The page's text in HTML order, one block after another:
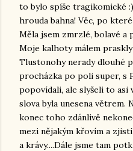
to bylo spíše tragikomické
hrouda bahna! Věc, po
Měla jsem zmrzlé, bolavé a
Moje kalhoty málem
Tlustonohy nerady dlouhé
procházka po poli super, s
popovídali, ale slyšeli to asi
slova byla unesena větrem.
konec toho zdánlivě
mezi nějakým křovím a
a krávy....Dále jsme tam